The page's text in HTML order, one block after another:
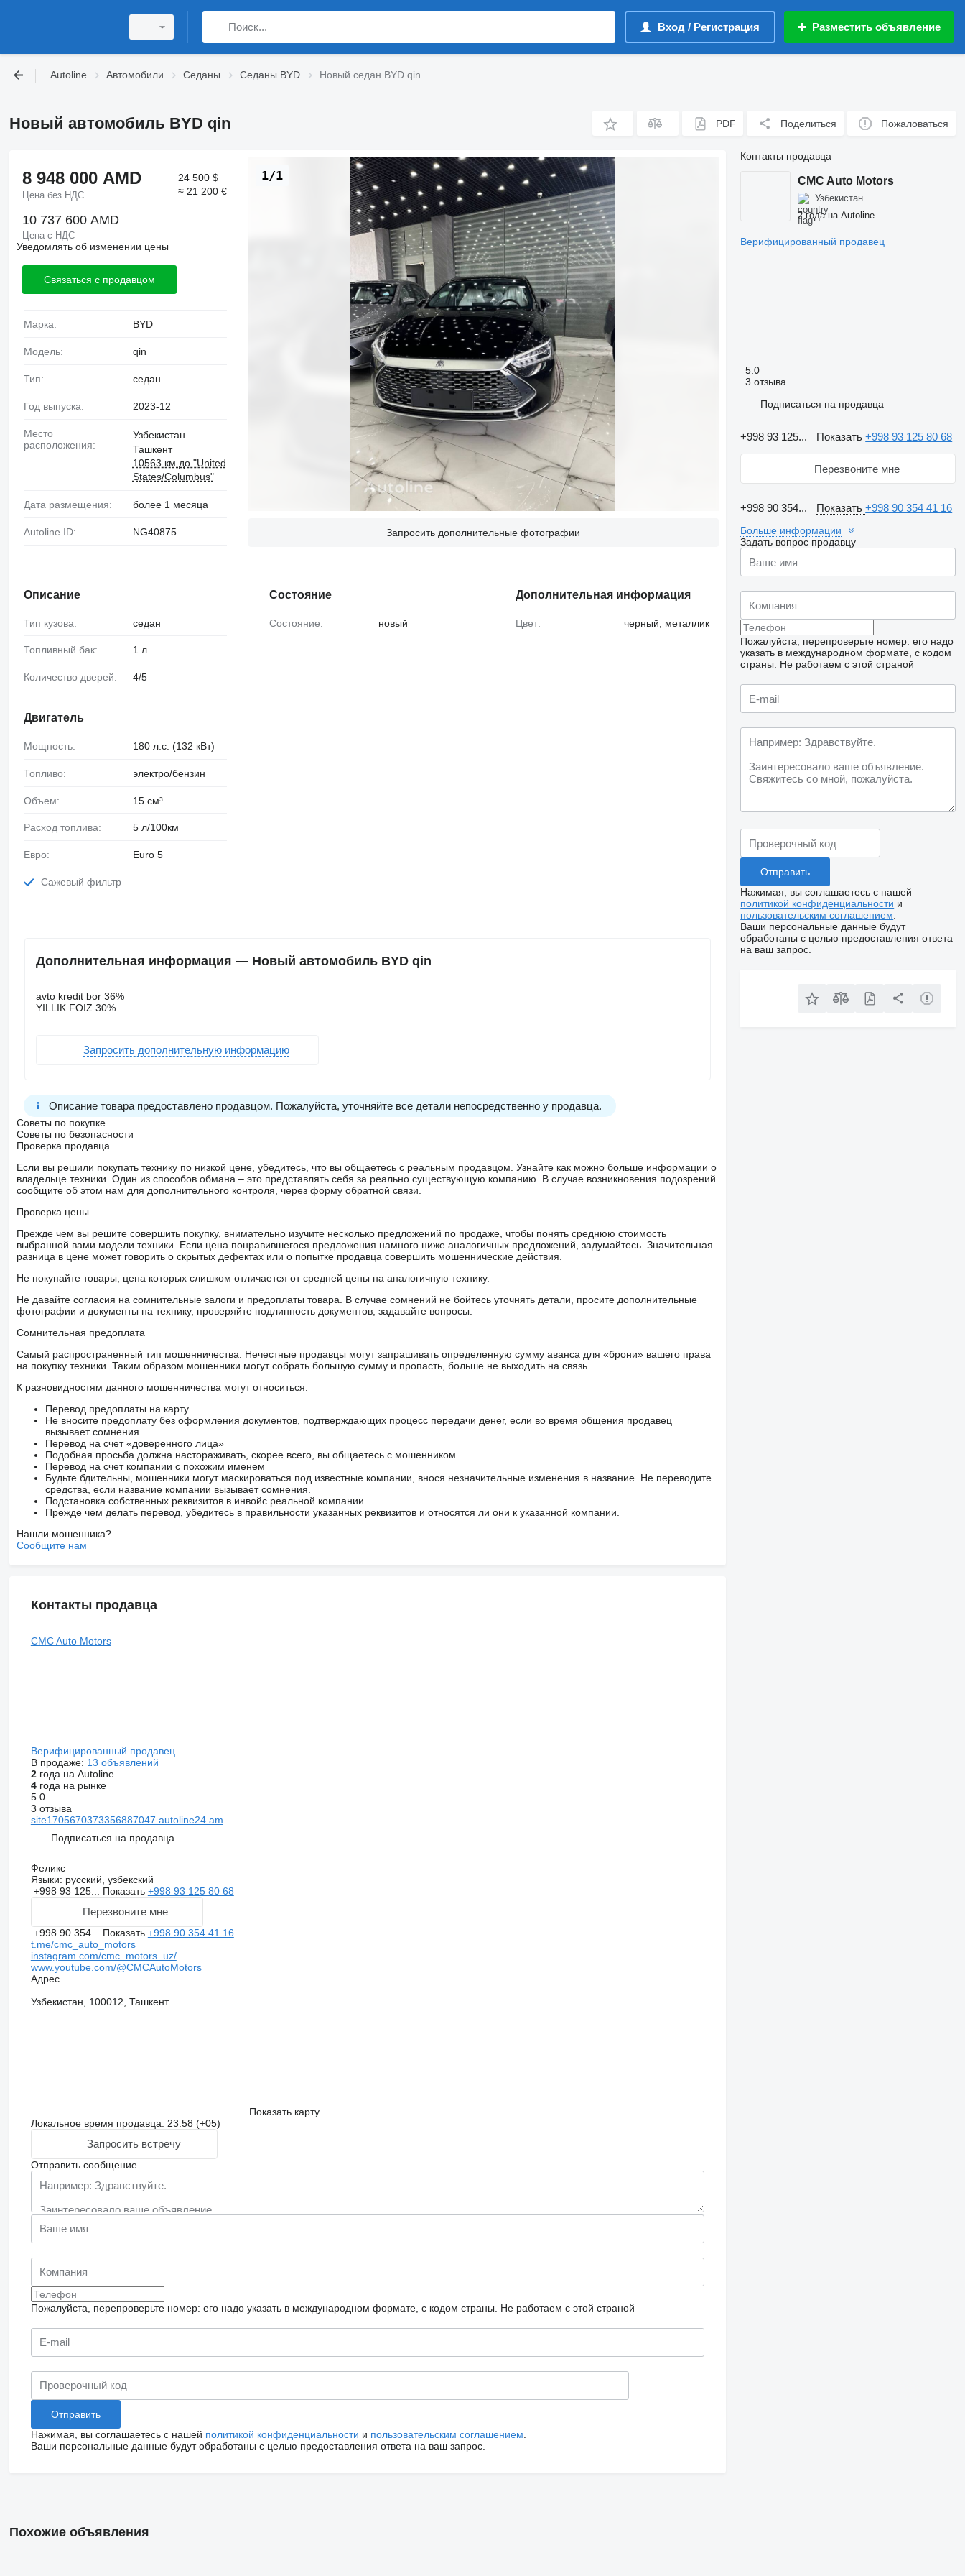
Вход / Регистрация Разместить объявление
Autoline Автомобили Седаны Седаны BYD Новый седан BYD qin
Новый автомобиль BYD qin PDF Поделиться Пожаловаться
1/1
Запросить дополнительные фотографии
8 948 000 AMD
Цена без НДС
24 500 $
≈ 21 200 €
10 737 600 AMD
Цена с НДС
Уведомлять об изменении цены
Связаться с продавцом
Марка: BYD
Модель: qin
Тип: седан
Год выпуска: 2023-12
Место
расположения:
Узбекистан
Ташкент
10563 км до "United
States/Columbus"
Дата размещения: более 1 месяца
Autoline ID: NG40875
Описание
Тип кузова: седан
Топливный бак: 1 л
Количество дверей: 4/5
Двигатель
Мощность: 180 л.с. (132 кВт)
Топливо: электро/бензин
Объем: 15 см³
Расход топлива: 5 л/100км
Евро: Euro 5
Сажевый фильтр
Состояние
Состояние: новый
Дополнительная информация
Цвет: черный, металлик
Дополнительная информация — Новый автомобиль BYD qin
avto kredit bor 36%
YILLIK FOIZ 30%
Запросить дополнительную информацию
Описание товара предоставлено продавцом. Пожалуйста, уточняйте все детали непосредственно у продавца.
Советы по покупке
Советы по безопасности
Проверка продавца
Если вы решили покупать технику по низкой цене, убедитесь, что вы общаетесь с реальным продавцом. Узнайте как можно больше информации о
владельце техники. Один из способов обмана – это представлять себя за реально существующую компанию. В случае возникновения подозрений
сообщите об этом нам для дополнительного контроля, через форму обратной связи.
Проверка цены
Прежде чем вы решите совершить покупку, внимательно изучите несколько предложений по продаже, чтобы понять среднюю стоимость
выбранной вами модели техники. Если цена понравившегося предложения намного ниже аналогичных предложений, задумайтесь. Значительная
разница в цене может говорить о скрытых дефектах или о попытке продавца совершить мошеннические действия.
Не покупайте товары, цена которых слишком отличается от средней цены на аналогичную технику.
Не давайте согласия на сомнительные залоги и предоплаты товара. В случае сомнений не бойтесь уточнять детали, просите дополнительные
фотографии и документы на технику, проверяйте подлинность документов, задавайте вопросы.
Сомнительная предоплата
Самый распространенный тип мошенничества. Нечестные продавцы могут запрашивать определенную сумму аванса для «брони» вашего права
на покупку техники. Таким образом мошенники могут собрать большую сумму и пропасть, больше не выходить на связь.
К разновидностям данного мошенничества могут относиться:
Перевод предоплаты на карту
Не вносите предоплату без оформления документов, подтверждающих процесс передачи денег, если во время общения продавец
вызывает сомнения.
Перевод на счет «доверенного лица»
Подобная просьба должна настораживать, скорее всего, вы общаетесь с мошенником.
Перевод на счет компании с похожим именем
Будьте бдительны, мошенники могут маскироваться под известные компании, внося незначительные изменения в название. Не переводите
средства, если название компании вызывает сомнения.
Подстановка собственных реквизитов в инвойс реальной компании
Прежде чем делать перевод, убедитесь в правильности указанных реквизитов и относятся ли они к указанной компании.
Нашли мошенника?
Сообщите нам
Контакты продавца
CMC Auto Motors
Верифицированный продавец
В продаже: 13 объявлений
2года на Autoline
4года на рынке
5.0
3 отзыва
site1705670373356887047.autoline24.am
Подписаться на продавца
Феликс
Языки: русский, узбекский
+998 93 125... Показать +998 93 125 80 68
Перезвоните мне
+998 90 354... Показать +998 90 354 41 16
t.me/cmc_auto_motors
instagram.com/cmc_motors_uz/
www.youtube.com/@CMCAutoMotors
Адрес
Узбекистан, 100012, Ташкент
Показать карту
Локальное время продавца: 23:58 (+05)
Запросить встречу
Отправить сообщение
Пожалуйста, перепроверьте номер: его надо указать в международном формате, с кодом страны. Не работаем с этой страной
Нажимая, вы соглашаетесь с нашей политикой конфиденциальности и пользовательским соглашением
Ваши персональные данные будут обработаны с целью предоставления ответа на ваш запрос.
Контакты продавца
CMC Auto Motors
Узбекистан
2 года на Autoline
Верифицированный продавец
5.0
3 отзыва
Подписаться на продавца
+998 93 125... Показать+998 93 125 80 68
Перезвоните мне
+998 90 354... Показать+998 90 354 41 16
Больше информации
Задать вопрос продавцу
Пожалуйста, перепроверьте номер: его надо
указать в международном формате, с кодом
страны.
Не работаем с этой страной
Нажимая, вы соглашаетесь с нашей
политикой конфиденциальности и
пользовательским соглашением
Ваши персональные данные будут
обработаны с целью предоставления ответа
на ваш запрос.
Похожие объявления